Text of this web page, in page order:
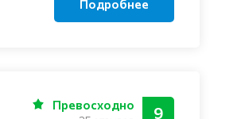
Подробнее
9
Превосходно